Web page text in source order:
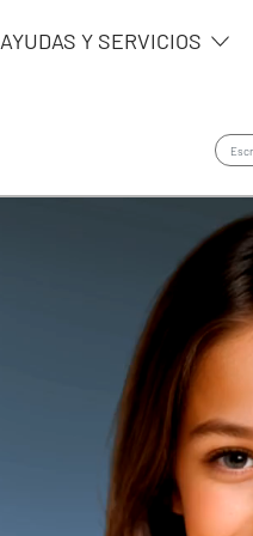
AYUDAS Y SERVICIOS